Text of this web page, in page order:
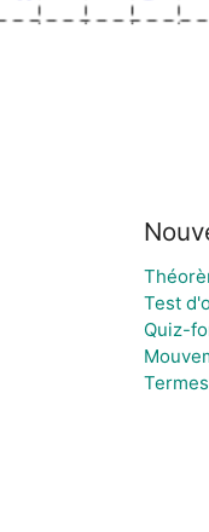
Test
Quiz-